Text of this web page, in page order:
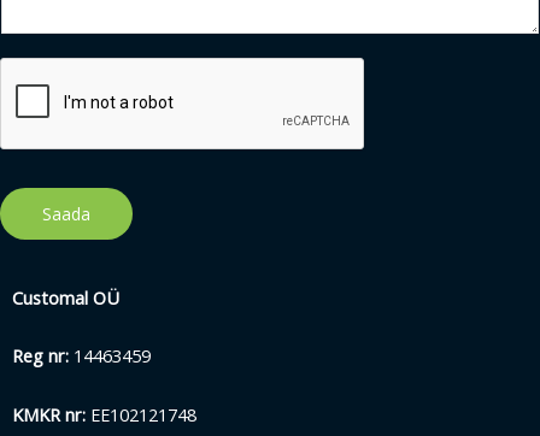
Saada
Customal OÜ
Reg nr: 14463459
KMKR nr: EE102121748